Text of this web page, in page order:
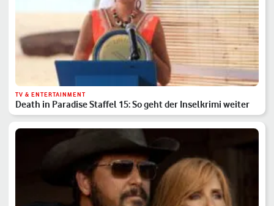
TV & ENTERTAINMENT
Death in Paradise Staffel 15: So geht der Inselkrimi weiter